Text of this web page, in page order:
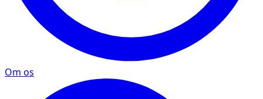
Om os